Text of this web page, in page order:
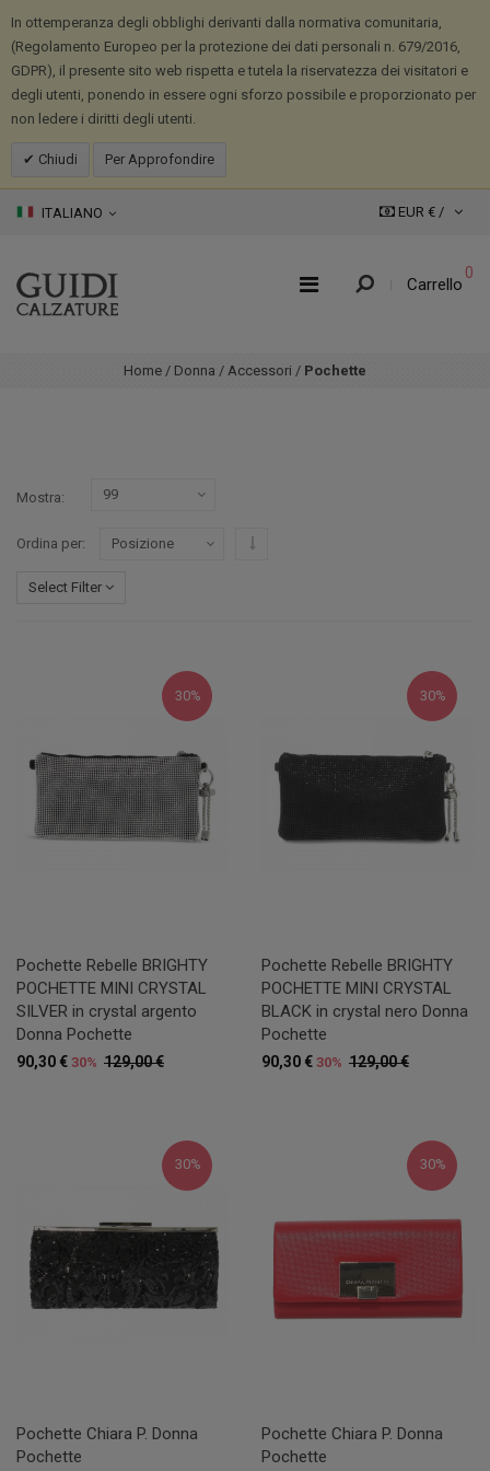
In ottemperanza degli obblighi derivanti dalla normativa comunitaria,
(Regolamento Europeo per la protezione dei dati personali n. 679/2016,
GDPR), il presente sito web rispetta e tutela la riservatezza dei visitatori e
degli utenti, ponendo in essere ogni sforzo possibile e proporzionato per
non ledere i diritti degli utenti.
Chiudi Per Approfondire
ITALIANO EUR € /
Carrello
0
Home / Donna / Accessori / Pochette
Mostra
Ordina per
Select Filter
30%
Pochette Rebelle BRIGHTY
POCHETTE MINI CRYSTAL
SILVER in crystal argento
Donna Pochette
129,00 €
90,30 € 30%
30%
Pochette Rebelle BRIGHTY
POCHETTE MINI CRYSTAL
BLACK in crystal nero Donna
Pochette
129,00 €
90,30 € 30%
30%
Pochette Chiara P. Donna
Pochette
30%
Pochette Chiara P. Donna
Pochette